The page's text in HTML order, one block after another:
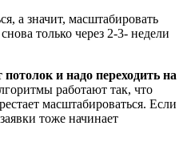
а значит, масштабировать
только через 2-3- недели
и надо переходить на
работают так, что
масштабироваться. Если
тоже начинает